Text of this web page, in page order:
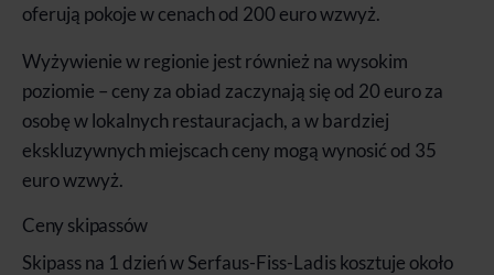
oferują pokoje w cenach od 200 euro wzwyż.
Wyżywienie w regionie jest również na wysokim
poziomie – ceny za obiad zaczynają się od 20 euro za
osobę w lokalnych restauracjach, a w bardziej
ekskluzywnych miejscach ceny mogą wynosić od 35
euro wzwyż.
Ceny skipassów
Skipass na 1 dzień w Serfaus-Fiss-Ladis kosztuje około